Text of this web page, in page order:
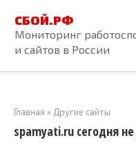
контенту
СБОЙ.РФ
Мониторинг
и сайтов в России
Главная » Другие сайты
spamyati.ru сегодня